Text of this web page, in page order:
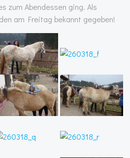
zum Abendessen ging. Als
am Freitag bekannt gegeben!